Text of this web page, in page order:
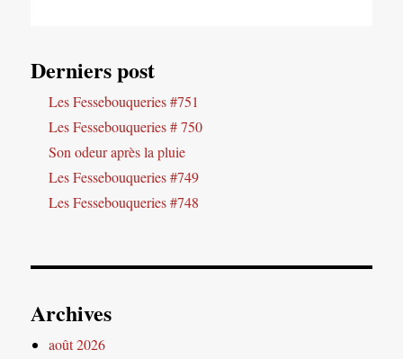
Derniers post
Les Fessebouqueries #751
Les Fessebouqueries # 750
Son odeur après la pluie
Les Fessebouqueries #749
Les Fessebouqueries #748
Archives
août 2026